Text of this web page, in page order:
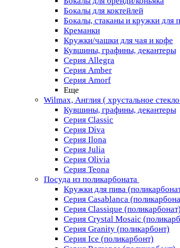
Бокалы для коктейлей
Бокалы, стаканы и кружки для
Креманки
Кружки/чашки для чая и кофе
Кувшины, графины, декантеры
Серия Allegra
Серия Amber
Серия Amorf
Еще
Wilmax, Англия ( хрустальное
Кувшины, графины, декантеры
Серия Classic
Серия Diva
Серия Ilona
Серия Julia
Серия Olivia
Серия Teona
Посуда из поликарбоната
Кружки для пива
Серия Casablanсa
Серия Classique (поликарбонат)
Серия Crystal Mosaic
Серия Granity (поликарбонт)
Серия Ice (поликарбонт)